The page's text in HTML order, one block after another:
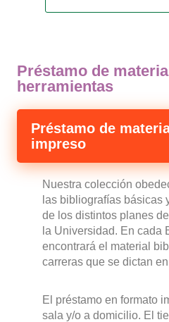
Préstamo de
herramientas
Préstamo de
impreso
Nuestra colección
las bibliografías básicas
de los distintos planes
la Universidad. En cada
encontrará el material
carreras que se dictan
El préstamo en formato
sala y/o a domicilio. El